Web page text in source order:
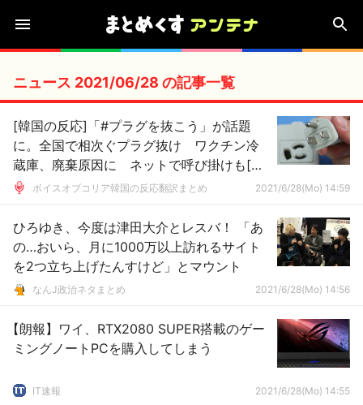
ニュース 2021/06/28 の記事一覧
[韓国の反応]「#プラグを抜こう」が話題
に。全国で相次ぐプラグ抜け ワクチン冷
蔵庫、廃棄原因に ネットで呼び掛けも[韓
国ネット民」日本にセコムのようなものは
ボイスオブコリア韓国の反応翻訳まとめ 2021/6/28(Mo) 14:59
ひろゆき、今度は津田大介とレスバ！ 「あ
の…おいら、月に1000万以上訪れるサイト
を2つ立ち上げたんすけど」とマウント
なんJ政治ネタまとめ 2021/6/28(Mo) 14:56
【朗報】ワイ、RTX2080 SUPER搭載のゲー
ミングノートPCを購入してしまう
IT速報 2021/6/28(Mo) 14:55